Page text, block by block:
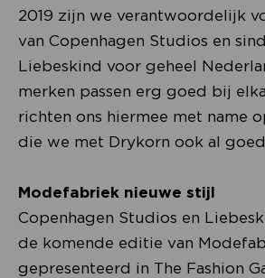
2019 zijn we verantwoordelijk
van Copenhagen Studios en
Liebeskind voor geheel
merken passen erg goed bij
richten ons hiermee met name
die we met Drykorn ook al
Modefabriek nieuwe stijl
Copenhagen Studios en
de komende editie van
gepresenteerd in The Fashion